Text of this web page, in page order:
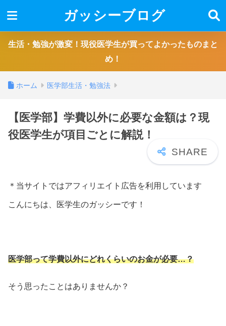
ガッシーブログ
生活・勉強が激変！現役医学生が買ってよかったものまと
め！
ホーム 医学部生活・勉強法
【医学部】学費以外に必要な金額は？現
役医学生が項目ごとに解説！
＊当サイトではアフィリエイト広告を利用しています
こんにちは、医学生のガッシーです！
医学部って学費以外にどれくらいのお金が必要…？
そう思ったことはありませんか？